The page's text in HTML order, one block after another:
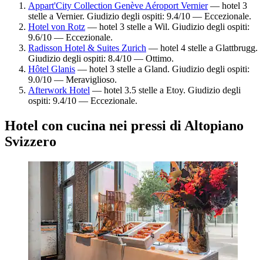
Appart'City Collection Genève Aéroport Vernier— hotel 3
stelle a Vernier. Giudizio degli ospiti: 9.4/10 — Eccezionale.
Hotel von Rotz — hotel 3 stelle a Wil. Giudizio degli ospiti:
9.6/10 — Eccezionale.
Radisson Hotel & Suites Zurich — hotel 4 stelle a Glattbrugg.
Giudizio degli ospiti: 8.4/10 — Ottimo.
Hôtel Glanis — hotel 3 stelle a Gland. Giudizio degli ospiti:
9.0/10 — Meraviglioso.
Afterwork Hotel — hotel 3.5 stelle a Etoy. Giudizio degli
ospiti: 9.4/10 — Eccezionale.
Hotel con cucina nei pressi di Altopiano
Svizzero